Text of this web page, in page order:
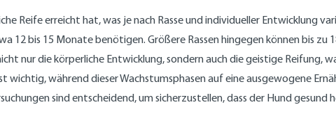
Reife erreicht hat, was je nach Rasse und individueller Entwicklung
bis 15 Monate benötigen. Größere Rassen hingegen können bis zu
nur die körperliche Entwicklung, sondern auch die geistige Reifung,
wichtig, während dieser Wachstumsphasen auf eine ausgewogene
sind entscheidend, um sicherzustellen, dass der Hund gesund